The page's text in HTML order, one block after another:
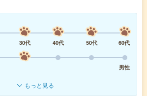
30代 40代 50代
60代
男性
もっと見る